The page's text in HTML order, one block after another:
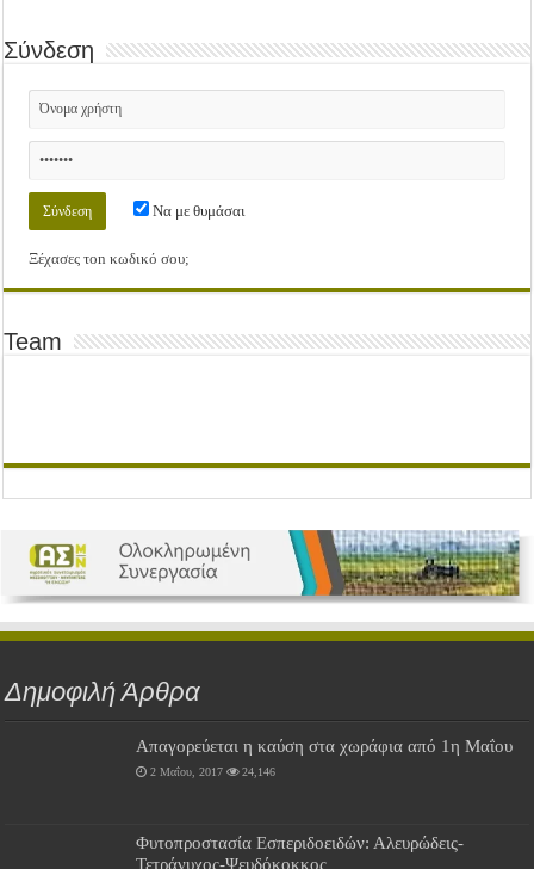
Σύνδεση
Να με θυμάσαι
Ξέχασες τοn κωδικό σου;
Team
Δημοφιλή Άρθρα
Απαγορεύεται η καύση στα χωράφια από 1η Μαΐου
2 Μαΐου, 2017 24,146
Φυτοπροστασία Εσπεριδοειδών: Αλευρώδεις-
Τετράνυχος-Ψευδόκοκκος